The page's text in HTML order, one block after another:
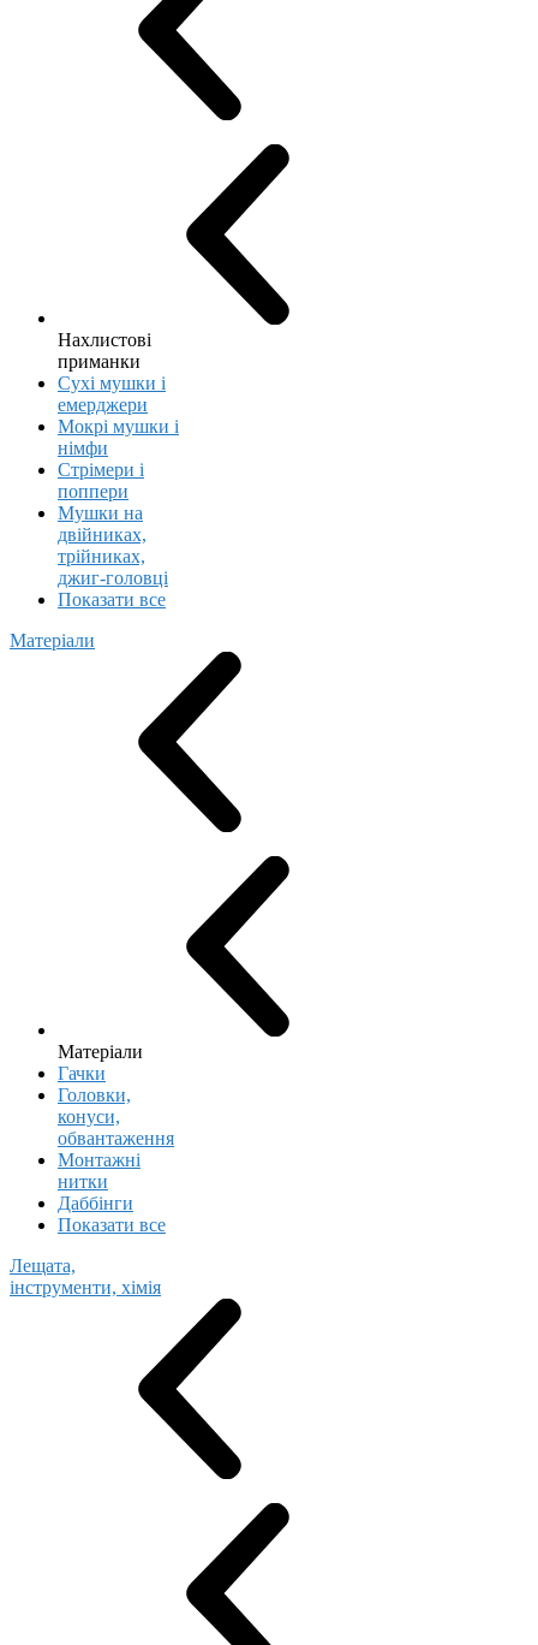
Нахлистові
приманки
Сухі мушки і
емерджери
Мокрі мушки і
німфи
Стрімери і
поппери
Мушки на
двійниках,
трійниках,
джиг-головці
Показати все
Матеріали
Матеріали
Гачки
Головки,
конуси,
обвантаження
Монтажні
нитки
Даббінги
Показати все
Лещата,
інструменти, хімія